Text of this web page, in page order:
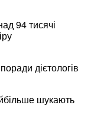
94 тисячі
дієтологів
шукають